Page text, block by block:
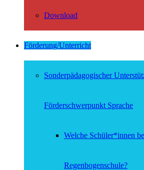
Download
Förderung/Unterricht
Sonderpädagogischer
Förderschwerpunkt Sprache
Welche Schüler*innen
Regenbogenschule?